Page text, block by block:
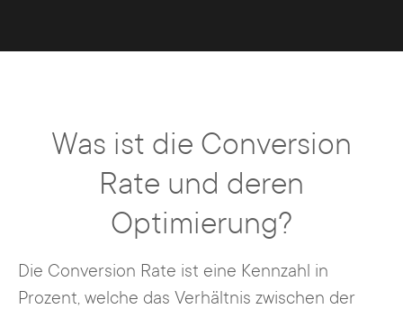
Was ist die Conversion
Rate und deren
Optimierung?
Die Conversion Rate ist eine Kennzahl in
Prozent, welche das Verhältnis zwischen der